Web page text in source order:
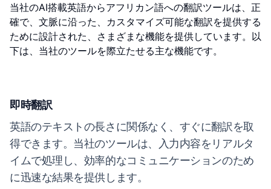
当社のAI搭載英語からアフリカン語への翻訳ツールは、正
確で、文脈に沿った、カスタマイズ可能な翻訳を提供する
ために設計された、さまざまな機能を提供しています。以
下は、当社のツールを際立たせる主な機能です。
即時翻訳
英語のテキストの長さに関係なく、すぐに翻訳を取
得できます。当社のツールは、入力内容をリアルタ
イムで処理し、効率的なコミュニケーションのため
に迅速な結果を提供します。